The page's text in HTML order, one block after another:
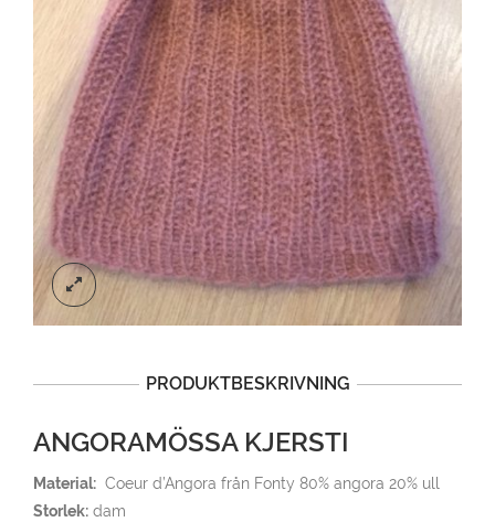
PRODUKTBESKRIVNING
ANGORAMÖSSA KJERSTI
Material: Coeur d’Angora från Fonty 80% angora 20% ull
Storlek: dam